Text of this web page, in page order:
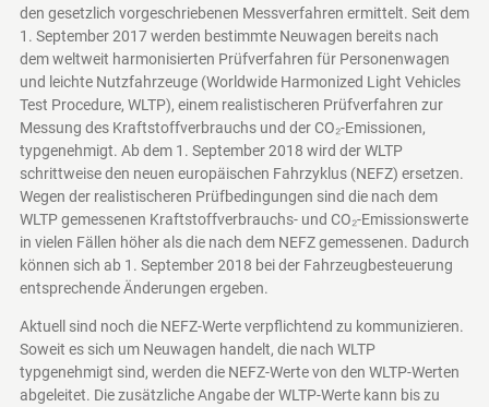
den gesetzlich vorgeschriebenen Messverfahren ermittelt. Seit dem
1. September 2017 werden bestimmte Neuwagen bereits nach
dem weltweit harmonisierten Prüfverfahren für Personenwagen
und leichte Nutzfahrzeuge (Worldwide Harmonized Light Vehicles
Test Procedure, WLTP), einem realistischeren Prüfverfahren zur
Messung des Kraftstoffverbrauchs und der CO₂-Emissionen,
typgenehmigt. Ab dem 1. September 2018 wird der WLTP
schrittweise den neuen europäischen Fahrzyklus (NEFZ) ersetzen.
Wegen der realistischeren Prüfbedingungen sind die nach dem
WLTP gemessenen Kraftstoffverbrauchs- und CO₂-Emissionswerte
in vielen Fällen höher als die nach dem NEFZ gemessenen. Dadurch
können sich ab 1. September 2018 bei der Fahrzeugbesteuerung
entsprechende Änderungen ergeben.
Aktuell sind noch die NEFZ-Werte verpflichtend zu kommunizieren.
Soweit es sich um Neuwagen handelt, die nach WLTP
typgenehmigt sind, werden die NEFZ-Werte von den WLTP-Werten
abgeleitet. Die zusätzliche Angabe der WLTP-Werte kann bis zu